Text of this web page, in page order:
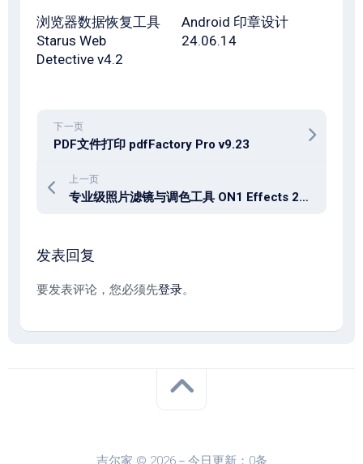
浏览器数据恢复工具
Starus Web
Detective v4.2
Android 印章设计
24.06.14
下一页
PDF文件打印 pdfFactory Pro v9.23
上一页
专业级照片滤镜与调色工具 ON1 Effects 2026.3 v20.3.0.18187 Win/macOS
发表回复
要发表评论，您必须先登录。
吉尔家 © 2026－今日更新：0条